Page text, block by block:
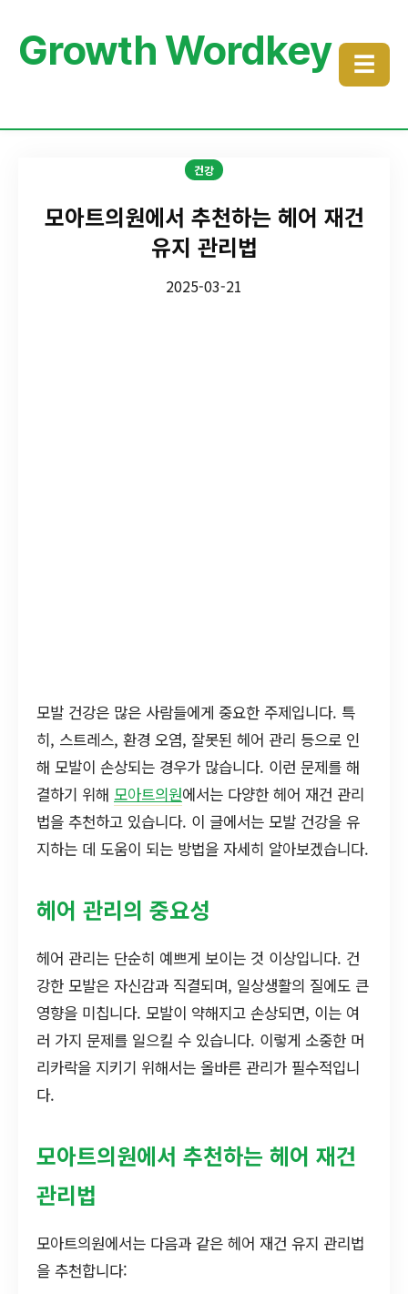
Growth Wordkey ☰
건강
모아트의원에서 추천하는 헤어 재건
유지 관리법
2025-03-21
모발 건강은 많은 사람들에게 중요한 주제입니다. 특
히, 스트레스, 환경 오염, 잘못된 헤어 관리 등으로 인
해 모발이 손상되는 경우가 많습니다. 이런 문제를 해
결하기 위해 모아트의원에서는 다양한 헤어 재건 관리
법을 추천하고 있습니다. 이 글에서는 모발 건강을 유
지하는 데 도움이 되는 방법을 자세히 알아보겠습니다.
헤어 관리의 중요성
헤어 관리는 단순히 예쁘게 보이는 것 이상입니다. 건
강한 모발은 자신감과 직결되며, 일상생활의 질에도 큰
영향을 미칩니다. 모발이 약해지고 손상되면, 이는 여
러 가지 문제를 일으킬 수 있습니다. 이렇게 소중한 머
리카락을 지키기 위해서는 올바른 관리가 필수적입니
다.
모아트의원에서 추천하는 헤어 재건
관리법
모아트의원에서는 다음과 같은 헤어 재건 유지 관리법
을 추천합니다: